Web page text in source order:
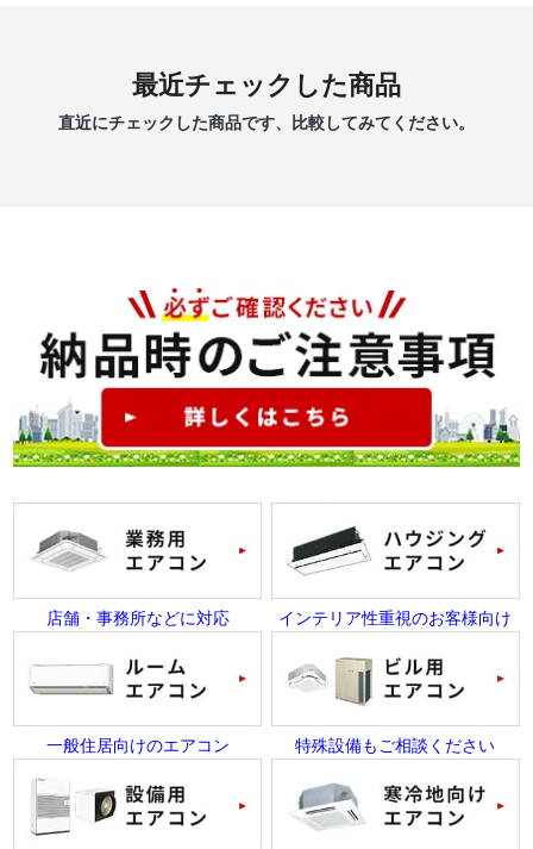
最近チェックした商品
直近にチェックした商品です、比較してみてください。
店舗・事務所などに対応 インテリア性重視のお客様向け
一般住居向けのエアコン 特殊設備もご相談ください